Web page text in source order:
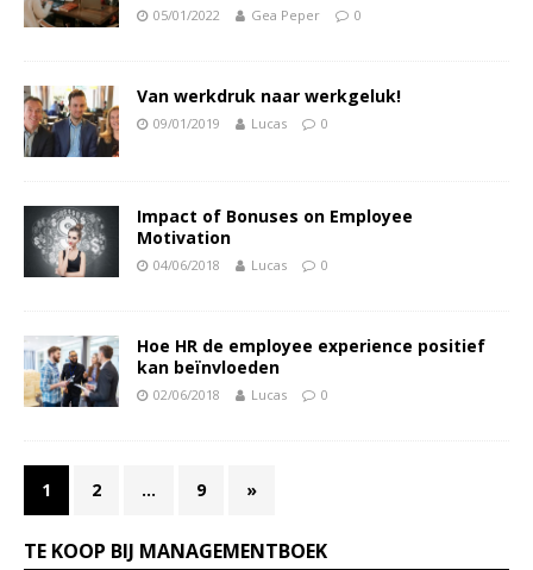
05/01/2022 Gea Peper 0
Van werkdruk naar werkgeluk!
09/01/2019 Lucas 0
Impact of Bonuses on Employee
Motivation
04/06/2018 Lucas 0
Hoe HR de employee experience positief
kan beïnvloeden
02/06/2018 Lucas 0
1 2 … 9 »
TE KOOP BIJ MANAGEMENTBOEK